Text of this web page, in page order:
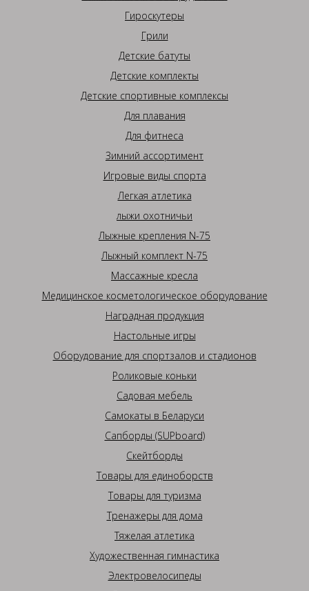
Гироскутеры
Грили
Детские батуты
Детские комплекты
Детские спортивные комплексы
Для плавания
Для фитнеса
Зимний ассортимент
Игровые виды спорта
Легкая атлетика
лыжи охотничьи
Лыжные крепления N-75
Лыжный комплект N-75
Массажные кресла
Медицинское косметологическое оборудование
Наградная продукция
Настольные игры
Оборудование для спортзалов и стадионов
Роликовые коньки
Садовая мебель
Самокаты в Беларуси
Сапборды (SUPboard)
Скейтборды
Товары для единоборств
Товары для туризма
Тренажеры для дома
Тяжелая атлетика
Художественная гимнастика
Электровелосипеды